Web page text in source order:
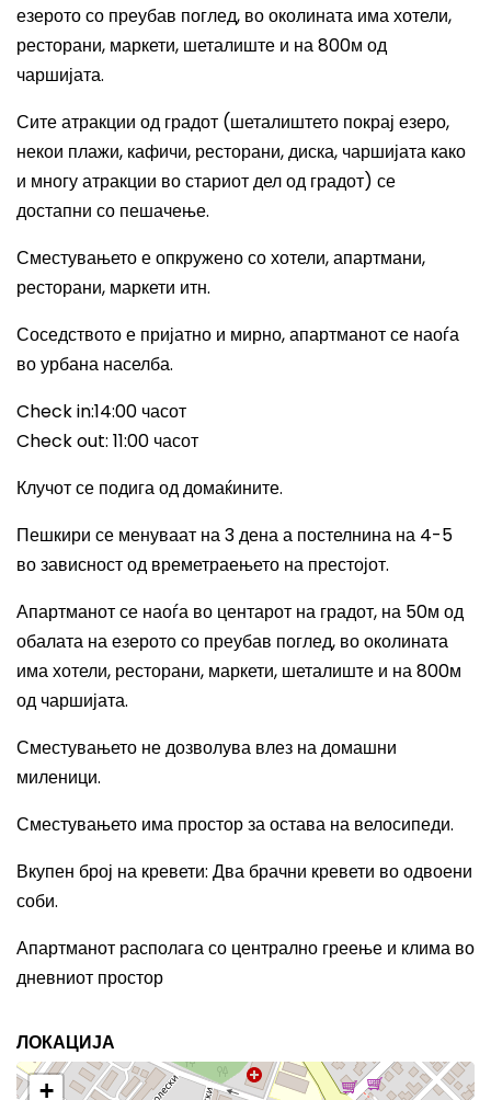
езерото со преубав поглед, во околината има хотели,
ресторани, маркети, шеталиште и на 800м од
чаршијата.
Сите атракции од градот (шеталиштето покрај езеро,
некои плажи, кафичи, ресторани, диска, чаршијата како
и многу атракции во стариот дел од градот) се
достапни со пешачење.
Сместувањето е опкружено со хотели, апартмани,
ресторани, маркети итн.
Соседството е пријатно и мирно, апартманот се наоѓа
во урбана населба.
Check in:14:00 часот
Check out: 11:00 часот
Клучот се подига од домаќините.
Пешкири се менуваат на 3 дена а постелнина на 4-5
во зависност од времетраењето на престојот.
Апартманот се наоѓа во центарот на градот, на 50м од
обалата на езерото со преубав поглед, во околината
има хотели, ресторани, маркети, шеталиште и на 800м
од чаршијата.
Сместувањето не дозволува влез на домашни
миленици.
Сместувањето има простор за остава на велосипеди.
Вкупен број на кревети: Два брачни кревети во одвоени
соби.
Апартманот располага со централно греење и клима во
дневниот простор
ЛОКАЦИЈА
+